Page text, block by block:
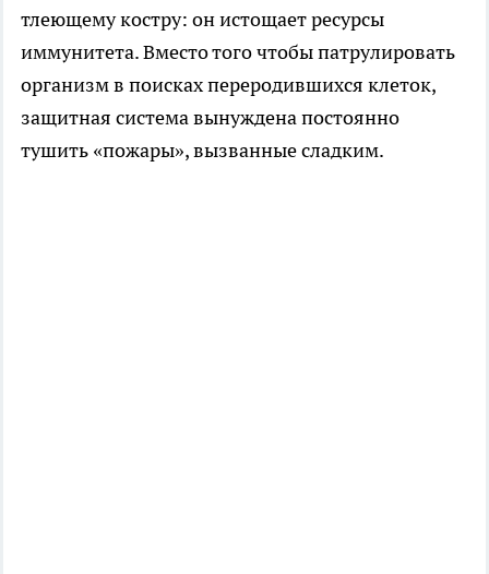
тлеющему костру: он истощает ресурсы
иммунитета. Вместо того чтобы патрулировать
организм в поисках переродившихся клеток,
защитная система вынуждена постоянно
тушить «пожары», вызванные сладким.